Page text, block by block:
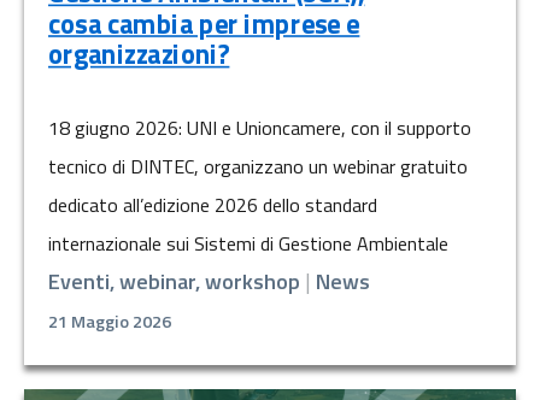
cosa cambia per imprese e
organizzazioni?
18 giugno 2026: UNI e Unioncamere, con il supporto
tecnico di DINTEC, organizzano un webinar gratuito
dedicato all’edizione 2026 dello standard
internazionale sui Sistemi di Gestione Ambientale
Eventi, webinar, workshop | News
21 Maggio 2026